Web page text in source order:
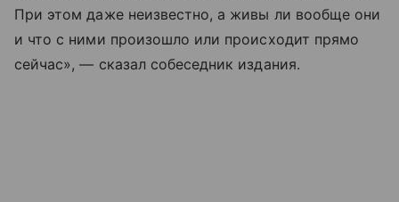
При этом даже неизвестно, а живы ли вообще они
и что с ними произошло или происходит прямо
сейчас», — сказал собеседник издания.